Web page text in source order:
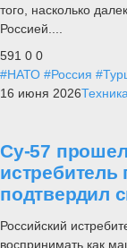
того, насколько
Россией....
591 0 0
#НАТО #Россия
16 июня 2026
Су-57
истребитель
подтвердил
Российский
воспринимать как